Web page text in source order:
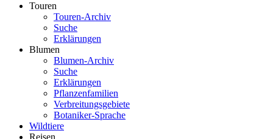
Touren
Touren-Archiv
Suche
Erklärungen
Blumen
Blumen-Archiv
Suche
Erklärungen
Pflanzenfamilien
Verbreitungsgebiete
Botaniker-Sprache
Wildtiere
Reisen